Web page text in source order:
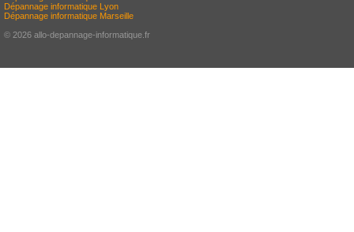
Dépannage informatique Lyon
Dépannage informatique Marseille
© 2026 allo-depannage-informatique.fr